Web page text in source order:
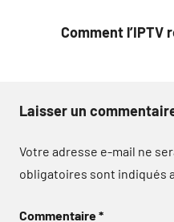
Comment
Laisser un
Votre adresse e-mail ne
obligatoires sont indiqués
Commentaire*